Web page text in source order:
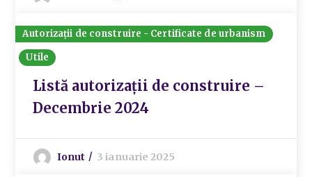
Autorizații de construire - Certificate de urbanism
Utile
Listă autorizații de construire –
Decembrie 2024
Ionut 3 ianuarie 2025